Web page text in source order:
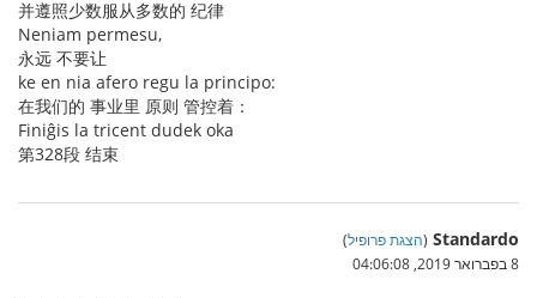
并遵照少数服从多数的 纪律
Neniam permesu,
永远 不要让
ke en nia afero regu la principo:
在我们的 事业里 原则 管控着：
Finiĝis la tricent dudek oka
第328段 结束
Standardo
(הצגת פרופיל)
8 בפברואר 2019, 04:06:08